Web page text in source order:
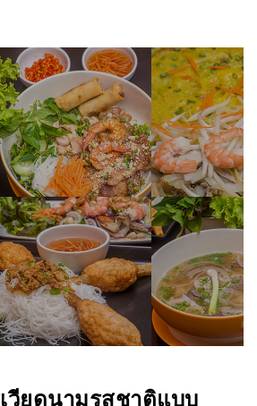
วียดนามรสชาติแบบ